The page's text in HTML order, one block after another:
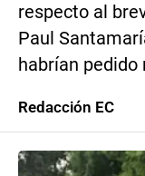
respecto al
Paul
habrían pedido
Redacción EC